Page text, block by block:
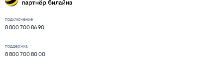
подключение
8 800 700 86 90
поддержка
8 800 700 80 00